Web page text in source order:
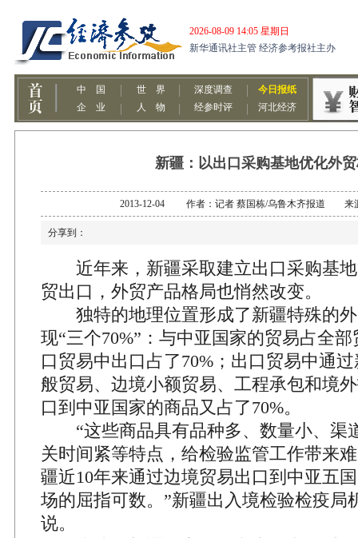
新疆：以出口采购基地优化外
2013-12-04 作者：记者 蔡国栋/乌鲁木齐报道 来
分享到：
近年来，新疆采取建立出口采购基地
贸出口，外贸产品格局也悄然改变。
独特的地理位置形成了新疆特殊的外
现“三个70%”：与中亚国家的贸易占全
口贸易中出口占了70%；出口贸易中通
般贸易、边境小额贸易、工程承包和境
口到中亚国家的商品又占了70%。
“这些商品具有品种多、数量小、渠
关时间紧等特点，给检验监管工作带来
疆近10年来通过边境贸易出口到中亚五
场的屈指可数。”新疆出入境检验检疫局
说。